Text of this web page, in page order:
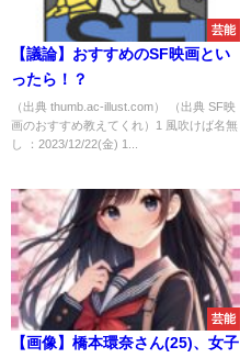
芸能
【議論】おすすめのSF映画とい
ったら！？
（出典 thumb.ac-illust.com） （出典 SF映
画のおすすめ教えてくれ）1 風吹けば名無
し ：2023/12/22(金) 1...
芸能
【画像】橋本環奈さん(25)、女子